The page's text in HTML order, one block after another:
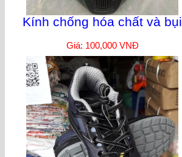
Kính chống hóa chất và bụi
Giá: 100,000 VNĐ